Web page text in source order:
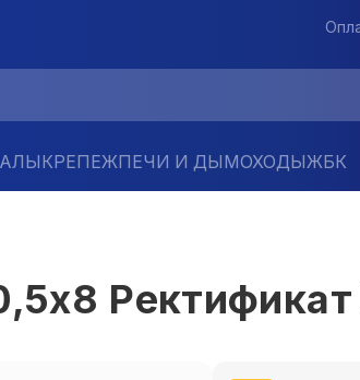
КРЕПЕЖПЕЧИ И ДЫМОХОДЫЖБК
Ректификат